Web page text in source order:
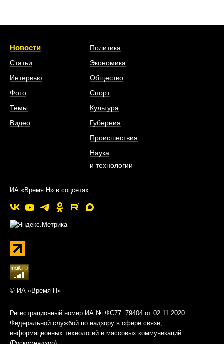
Новости
Статьи
Интервью
Фото
Темы
Видео
Политика
Экономика
Общество
Спорт
Культура
Губерния
Происшествия
Наука
и технологии
ИА «Время Н» в соцсетях
© ИА «Время Н»
Регистрационный номер ИА № ФС77−79404 от 02.11.2020
Федеральной службой по надзору в сфере связи,
информационных технологий и массовых коммуникаций